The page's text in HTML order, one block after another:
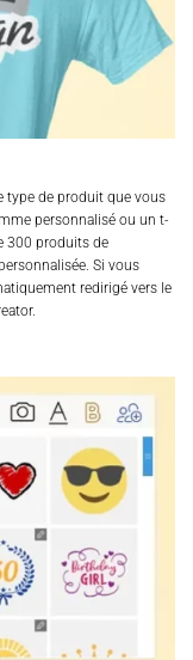
type de produit que vous
personnalisé ou un t-
300 produits de
Si vous
redirigé vers le